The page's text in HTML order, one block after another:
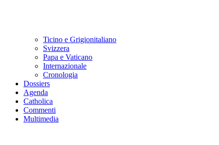
Ticino e Grigionitaliano
Svizzera
Papa e Vaticano
Internazionale
Cronologia
Dossiers
Agenda
Catholica
Commenti
Multimedia